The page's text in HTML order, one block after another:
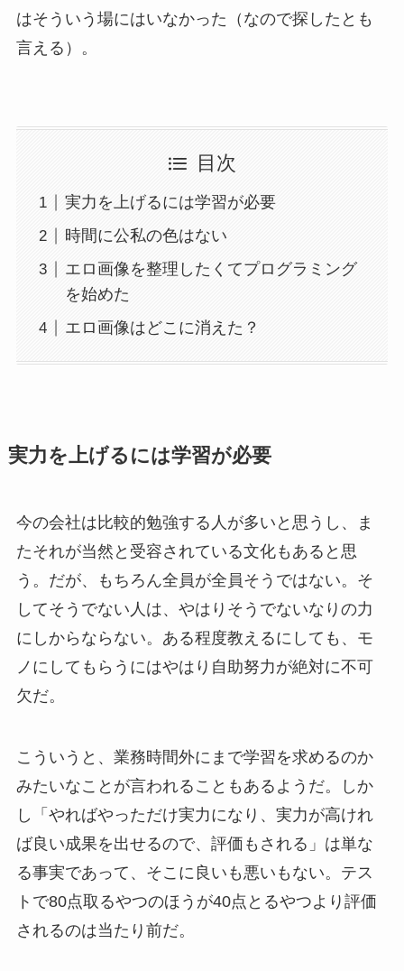
はそういう場にはいなかった（なので探したとも
言える）。
目次
実力を上げるには学習が必要
時間に公私の色はない
エロ画像を整理したくてプログラミング
を始めた
エロ画像はどこに消えた？
実力を上げるには学習が必要
今の会社は比較的勉強する人が多いと思うし、ま
たそれが当然と受容されている文化もあると思
う。だが、もちろん全員が全員そうではない。そ
してそうでない人は、やはりそうでないなりの力
にしからならない。ある程度教えるにしても、モ
ノにしてもらうにはやはり自助努力が絶対に不可
欠だ。
こういうと、業務時間外にまで学習を求めるのか
みたいなことが言われることもあるようだ。しか
し「やればやっただけ実力になり、実力が高けれ
ば良い成果を出せるので、評価もされる」は単な
る事実であって、そこに良いも悪いもない。テス
トで80点取るやつのほうが40点とるやつより評価
されるのは当たり前だ。